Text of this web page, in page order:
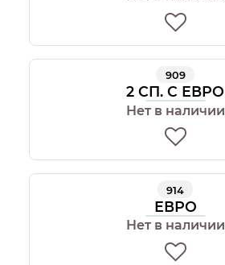
909
2 СП. С ЕВРО
Нет в наличии
914
ЕВРО
Нет в наличии